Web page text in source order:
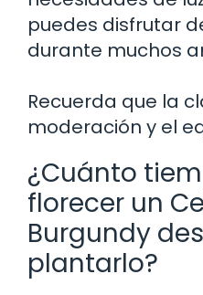
puedes disfrutar
durante muchos
Recuerda que la
moderación y el
¿Cuánto
florecer un
Burgundy
plantarlo?